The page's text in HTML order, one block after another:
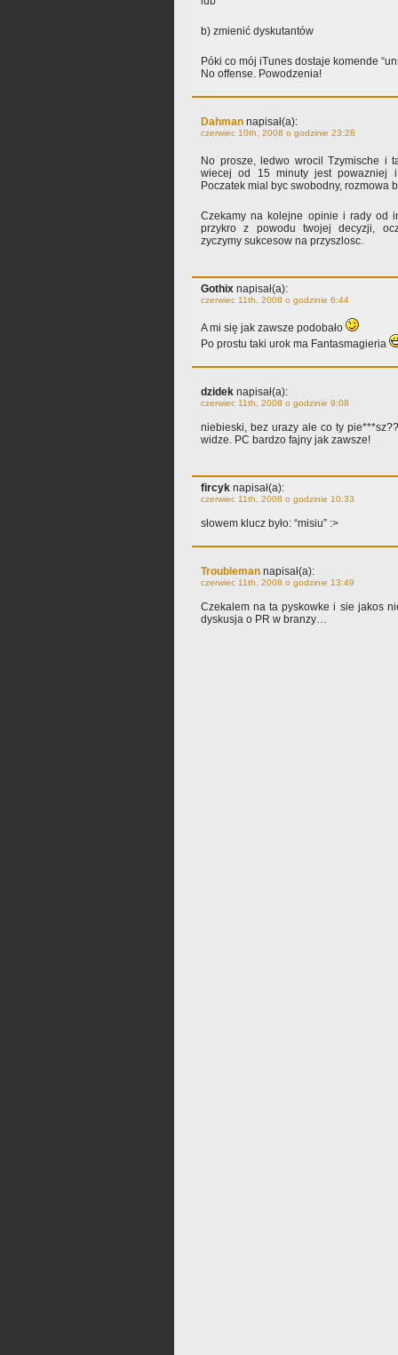
b) zmienić dyskutantów
Póki co mój iTunes dostaje komende
No offense. Powodzenia!
Dahman napisał(a):
czerwiec 10th, 2008 o godzinie 23:28
No prosze, ledwo wrocil Tzymische i
wiecej od 15 minuty jest powazniej
Poczatek mial byc swobodny, rozmowa
Czekamy na kolejne opinie i rady od
przykro z powodu twojej decyzji,
zyczymy sukcesow na przyszlosc.
Gothix napisał(a):
czerwiec 11th, 2008 o godzinie 6:44
A mi się jak zawsze podobało
Po prostu taki urok ma Fantasmagieria
dzidek napisał(a):
czerwiec 11th, 2008 o godzinie 9:08
niebieski, bez urazy ale co ty
widze. PC bardzo fajny jak zawsze!
fircyk napisał(a):
czerwiec 11th, 2008 o godzinie 10:33
słowem klucz było: “misiu” :>
Troubleman napisał(a):
czerwiec 11th, 2008 o godzinie 13:49
Czekalem na ta pyskowke i sie jakos
dyskusja o PR w branzy…